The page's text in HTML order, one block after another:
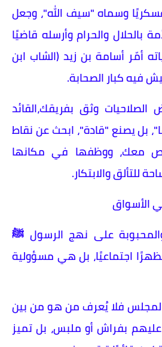
عسكريًا وسماه "سيف الله"، وجعل
بالحلال والحرام وأرسله قاضيًا
أمّر أسامة بن زيد (الشاب ابن
فيه كبار الصحابة.
وثق بفريقك،القائد
بل يصنع "قادة"، ابحث عن نقاط
معك، ووظفها في مكانها
للتألق والابتكار.
الأسواق
والمحبوبة على نهج الرسول ﷺ
اجتماعيًا، بل هي مسؤولية
فلا يُعرف من هو من بين
عليهم بفراش أو ملبس، بل تميز